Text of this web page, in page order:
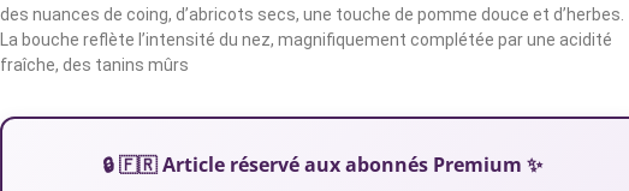
des nuances de coing, d’abricots secs, une touche de pomme douce et d’herbes.
La bouche reflète l’intensité du nez, magnifiquement complétée par une acidité
fraîche, des tanins mûrs
🔒 🇫🇷 Article réservé aux abonnés Premium ✨